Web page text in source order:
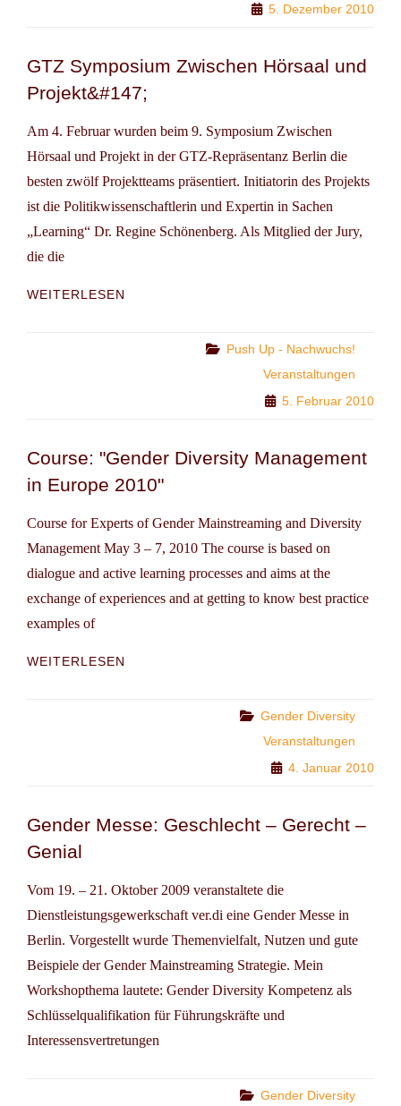
5. Dezember 2010
GTZ Symposium Zwischen Hörsaal und
Projekt&#147;
Am 4. Februar wurden beim 9. Symposium Zwischen
Hörsaal und Projekt in der GTZ-Repräsentanz Berlin die
besten zwölf Projektteams präsentiert. Initiatorin des Projekts
ist die Politikwissenschaftlerin und Expertin in Sachen
„Learning“ Dr. Regine Schönenberg. Als Mitglied der Jury,
die die
WEITERLESEN
Categories
Push Up - Nachwuchs!
Veranstaltungen
5. Februar 2010
Course: "Gender Diversity Management
in Europe 2010"
Course for Experts of Gender Mainstreaming and Diversity
Management May 3 – 7, 2010 The course is based on
dialogue and active learning processes and aims at the
exchange of experiences and at getting to know best practice
examples of
WEITERLESEN
Categories
Gender Diversity
Veranstaltungen
4. Januar 2010
Gender Messe: Geschlecht – Gerecht –
Genial
Vom 19. – 21. Oktober 2009 veranstaltete die
Dienstleistungsgewerkschaft ver.di eine Gender Messe in
Berlin. Vorgestellt wurde Themenvielfalt, Nutzen und gute
Beispiele der Gender Mainstreaming Strategie. Mein
Workshopthema lautete: Gender Diversity Kompetenz als
Schlüsselqualifikation für Führungskräfte und
Interessensvertretungen
Categories
Gender Diversity